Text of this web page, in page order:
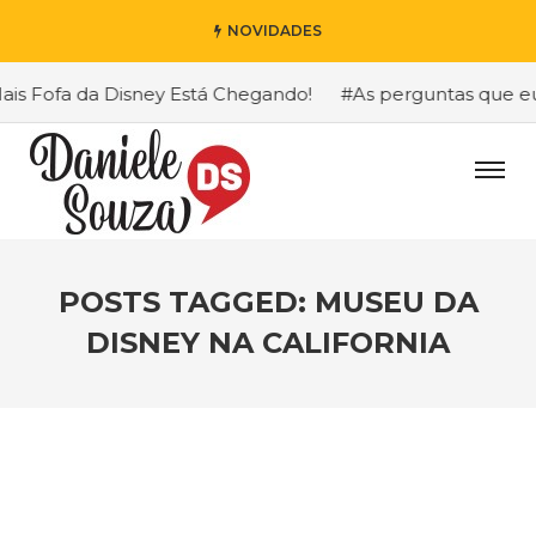
NOVIDADES
da Disney Está Chegando! #As perguntas que eu
POSTS TAGGED: MUSEU DA
DISNEY NA CALIFORNIA